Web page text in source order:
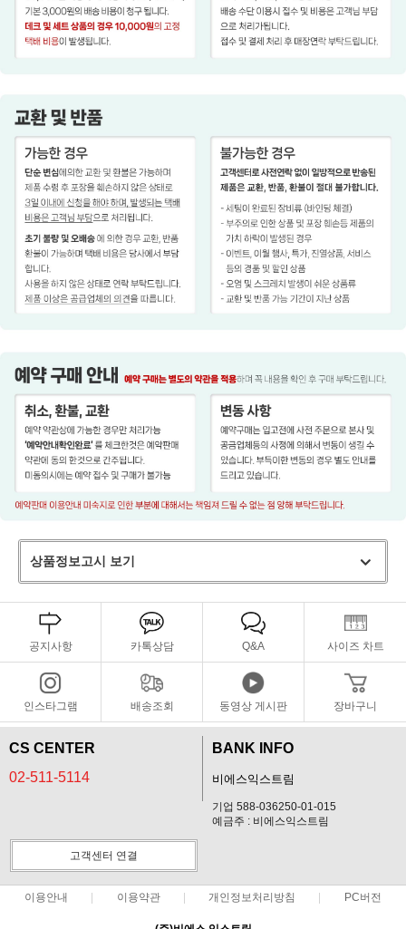
상품정보고시 보기
공지사항 카톡상담 Q&A 사이즈 차트
인스타그램 배송조회 동영상 게시판 장바구니
CS CENTER
02-511-5114
BANK INFO
비에스익스트림
기업 588-036250-01-015
예금주 : 비에스익스트림
고객센터 연결
이용안내 이용약관 개인정보처리방침 PC버전